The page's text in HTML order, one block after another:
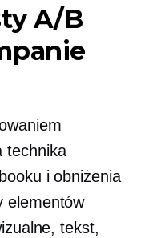
A/B
technika
i obniżenia
elementów
tekst,